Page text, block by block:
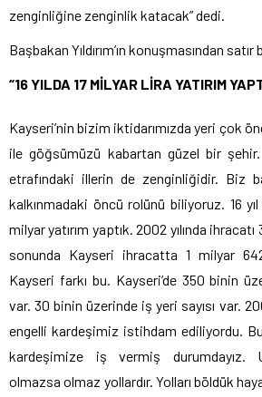
zenginliğine zenginlik katacak” dedi.
Başbakan Yıldırım’ın konuşmasından satır
“16 YILDA 17 MİLYAR LİRA YATIRIM
Kayseri’nin bizim iktidarımızda yeri çok
ile göğsümüzü kabartan güzel bir şehir.
etrafındaki illerin de zenginliğidir. Biz
kalkınmadaki öncü rolünü biliyoruz. 16
milyar yatırım yaptık. 2002 yılında ihracatı
sonunda Kayseri ihracatta 1 milyar
Kayseri farkı bu. Kayseri’de 350 binin
var. 30 binin üzerinde iş yeri sayısı var.
engelli kardeşimiz istihdam ediliyordu.
kardeşimize iş vermiş durumdayız.
olmazsa olmaz yollardır. Yolları böldük